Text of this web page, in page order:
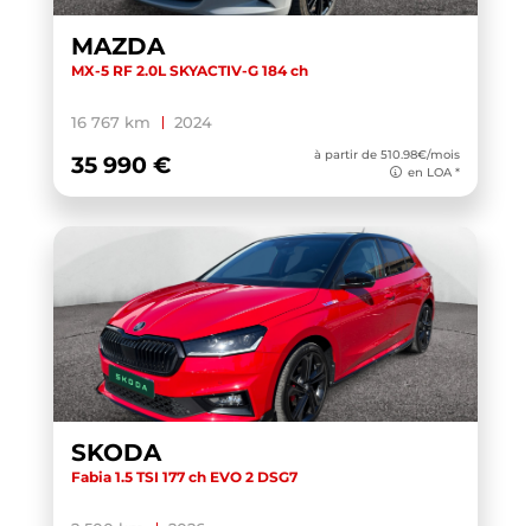
MAZDA
MX-5 RF 2.0L SKYACTIV-G 184 ch
16 767 km 2024
35 990 €
à partir de 510.98€/mois
en LOA *
SKODA
Fabia 1.5 TSI 177 ch EVO 2 DSG7